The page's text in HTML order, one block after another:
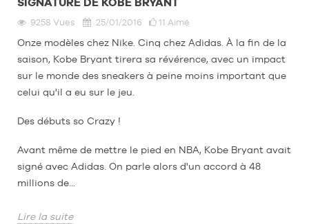
SIGNATURE DE KOBE BRYANT
9258 Vues 25/01/2016 11 Aimé
Onze modèles chez Nike. Cinq chez Adidas. À la fin de la
saison, Kobe Bryant tirera sa révérence, avec un impact
sur le monde des sneakers à peine moins important que
celui qu'il a eu sur le jeu.
Des débuts so Crazy !
Avant même de mettre le pied en NBA, Kobe Bryant avait
signé avec Adidas. On parle alors d'un accord à 48
millions de...
Lire la suite